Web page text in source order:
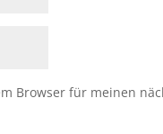
Browser für meinen